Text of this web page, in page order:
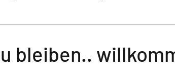
bleiben..